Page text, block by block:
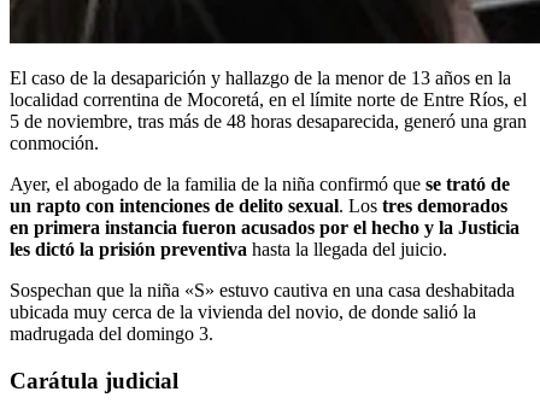
El caso de la desaparición y hallazgo de la menor de 13 años en la
localidad correntina de Mocoretá, en el límite norte de Entre Ríos, el
5 de noviembre, tras más de 48 horas desaparecida, generó una gran
conmoción.
Ayer, el abogado de la familia de la niña confirmó que se trató de
un rapto con intenciones de delito sexual. Los tres demorados
en primera instancia fueron acusados por el hecho y la Justicia
les dictó la prisión preventiva hasta la llegada del juicio.
Sospechan que la niña «S» estuvo cautiva en una casa deshabitada
ubicada muy cerca de la vivienda del novio, de donde salió la
madrugada del domingo 3.
Carátula judicial